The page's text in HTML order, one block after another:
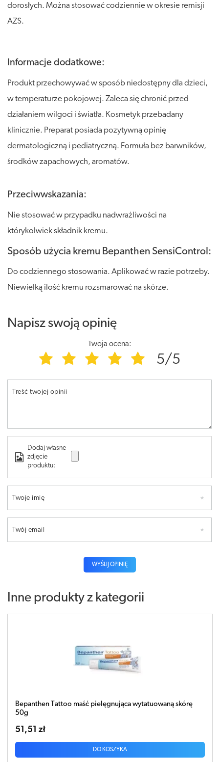
dorosłych. Można stosować codziennie w okresie remisji
AZS.
Informacje dodatkowe:
Produkt przechowywać w sposób niedostępny dla dzieci,
w temperaturze pokojowej. Zaleca się chronić przed
działaniem wilgoci i światła. Kosmetyk przebadany
klinicznie. Preparat posiada pozytywną opinię
dermatologiczną i pediatryczną. Formuła bez barwników,
środków zapachowych, aromatów.
Przeciwwskazania:
Nie stosować w przypadku nadwrażliwości na
którykolwiek składnik kremu.
Sposób użycia kremu Bepanthen SensiControl:
Do codziennego stosowania. Aplikować w razie potrzeby.
Niewielką ilość kremu rozsmarować na skórze.
Napisz swoją opinię
Twoja ocena:
5/5
Treść twojej opinii
Dodaj własne
zdjęcie
produktu:
Twoje imię
Twój email
WYŚLIJ OPINIĘ
Inne produkty z kategorii
Bepanthen Tattoo maść pielęgnująca wytatuowaną skórę
50g
51,51 zł
DO KOSZYKA